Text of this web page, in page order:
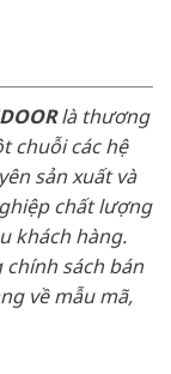
là thương
chuỗi các hệ
sản xuất và
chất lượng
khách hàng.
sách bán
về mẫu mã,